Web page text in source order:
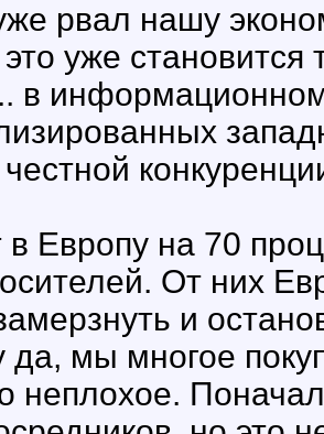
рвал нашу
уже становится
в
в Европу на 70
От них
и
да, мы многое
неплохое.